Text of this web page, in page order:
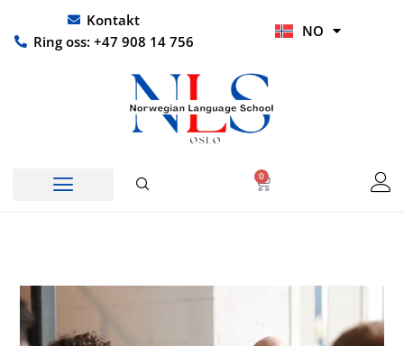
rett
Kontakt
Ring oss: +47 908 14 756
NO
HI
0
Handlekurv